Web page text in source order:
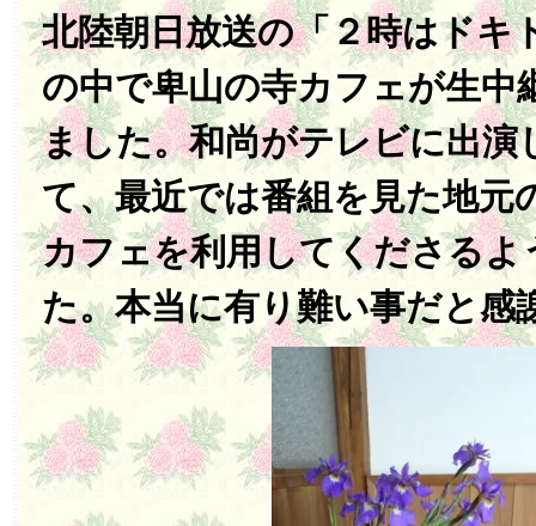
北陸朝日放送の「２時はドキ
の中で卑山の寺カフェが生中
ました。和尚がテレビに出演
て、最近では番組を見た地元
カフェを利用してくださるよ
た。本当に有り難い事だと感